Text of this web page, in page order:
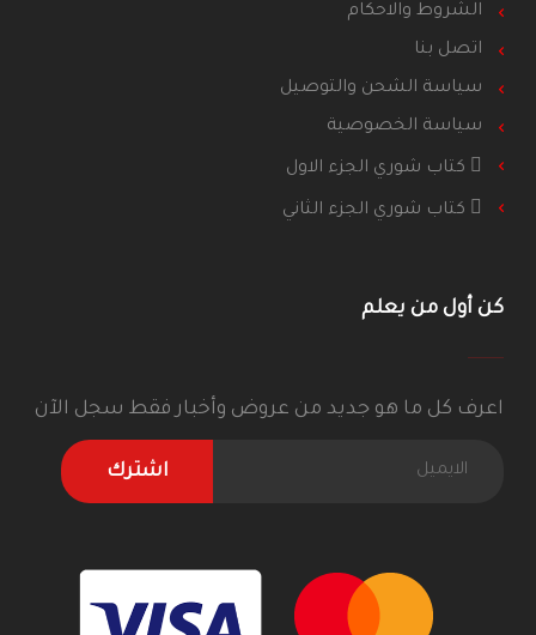
الشروط والاحكام
اتصل بنا
سياسة الشحن والتوصيل
سياسة الخصوصية
كن أول من يعلم
اعرف كل ما هو جديد من عروض وأخبار فقط سجل الآن
اشترك